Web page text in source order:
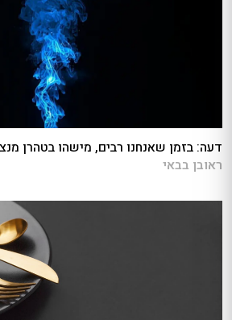
דעה: בזמן שאנחנו רבים, מישהו בטהרן
ראובן בבאי